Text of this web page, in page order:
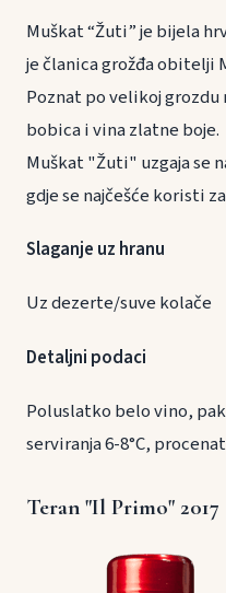
Muškat “Žuti” je bijela
je članica grožđa obitelji
Poznat po velikoj
bobica i vina zlatne boje.
Muškat "Žuti" uzgaja se
gdje se najčešće koristi
Slaganje uz hranu
Uz dezerte/suve kolače
Detaljni podaci
Poluslatko belo vino,
serviranja 6-8°C,
Teran "Il Primo" 2017